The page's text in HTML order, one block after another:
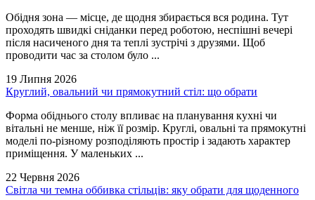
Обідня зона — місце, де щодня збирається вся родина. Тут
проходять швидкі сніданки перед роботою, неспішні вечері
після насиченого дня та теплі зустрічі з друзями. Щоб
проводити час за столом було ...
19 Липня 2026
Круглий, овальний чи прямокутний стіл: що обрати
Форма обіднього столу впливає на планування кухні чи
вітальні не менше, ніж її розмір. Круглі, овальні та прямокутні
моделі по-різному розподіляють простір і задають характер
приміщення. У маленьких ...
22 Червня 2026
Світла чи темна оббивка стільців: яку обрати для щоденного